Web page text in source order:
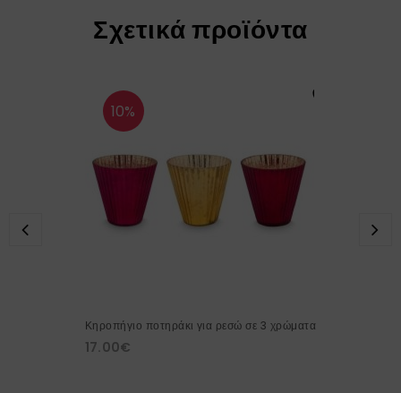
Σχετικά προϊόντα
10%
Κηροπήγιο ποτηράκι για ρεσώ σε 3 χρώματα
17.00€